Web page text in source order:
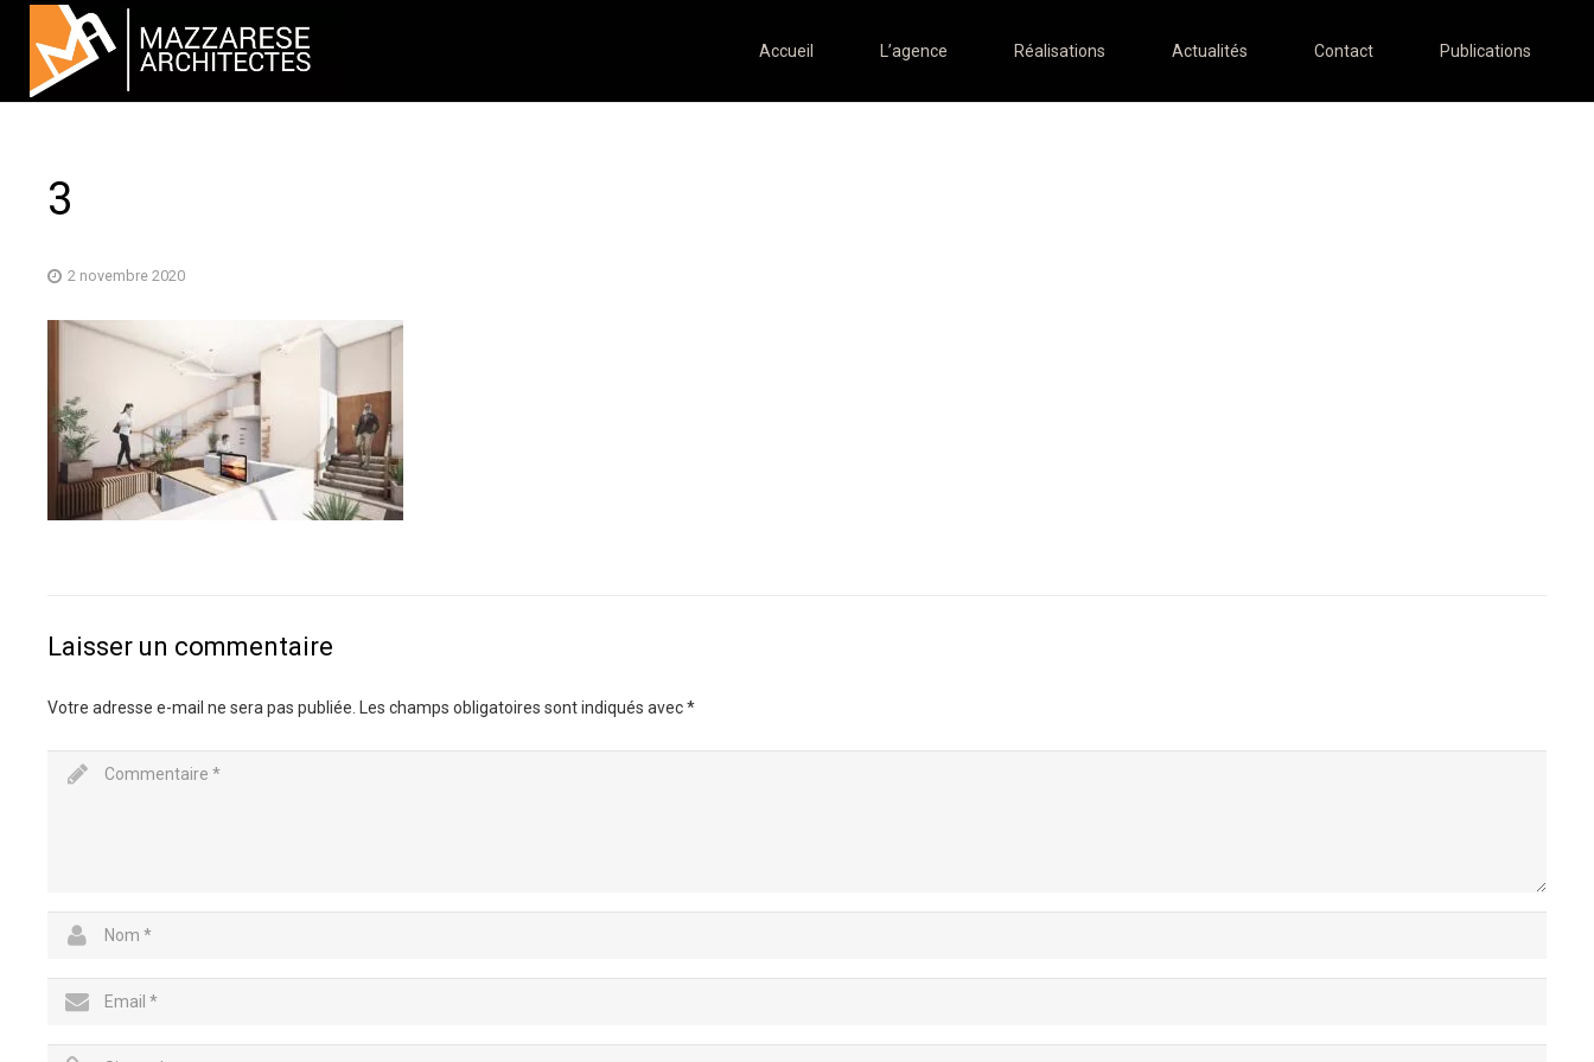
Accueil L’agence Réalisations Actualités Contact Publications
3
2 novembre 2020
Laisser un commentaire
Votre adresse e-mail ne sera pas publiée. Les champs obligatoires sont indiqués avec*